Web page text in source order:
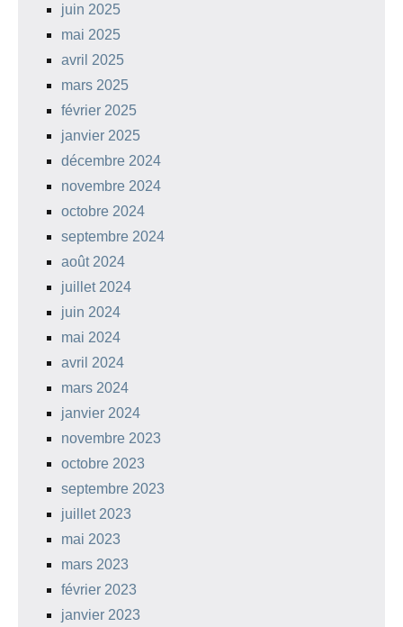
juin 2025
mai 2025
avril 2025
mars 2025
février 2025
janvier 2025
décembre 2024
novembre 2024
octobre 2024
septembre 2024
août 2024
juillet 2024
juin 2024
mai 2024
avril 2024
mars 2024
janvier 2024
novembre 2023
octobre 2023
septembre 2023
juillet 2023
mai 2023
mars 2023
février 2023
janvier 2023